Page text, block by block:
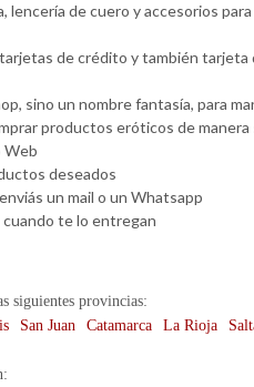
de cuero y accesorios
de crédito y también
sino un nombre fantasía, para
productos eróticos de manera
Web
deseados
un mail o un Whatsapp
cuando te lo entregan
siguientes provincias:
San Juan Catamarca La Rioja